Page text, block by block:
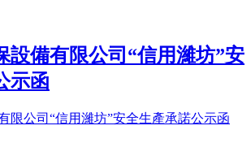
設備有限公司“信用濰坊”安
示函
限公司“信用濰坊”安全生產承諾公示函